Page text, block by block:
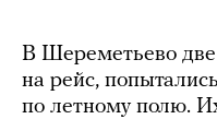
В Шереметьево
на рейс,
по летному полю.